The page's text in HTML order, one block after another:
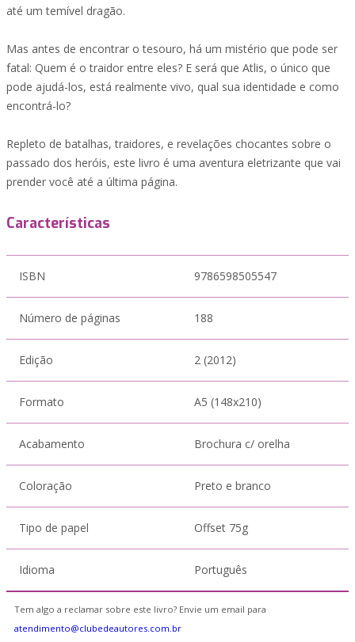
até um temível dragão.
Mas antes de encontrar o tesouro, há um mistério que pode ser
fatal: Quem é o traidor entre eles? E será que Atlis, o único que
pode ajudá-los, está realmente vivo, qual sua identidade e como
encontrá-lo?
Repleto de batalhas, traidores, e revelações chocantes sobre o
passado dos heróis, este livro é uma aventura eletrizante que vai
prender você até a última página.
Características
ISBN 9786598505547
Número de páginas 188
Edição 2 (2012)
Formato A5 (148x210)
Acabamento Brochura c/ orelha
Coloração Preto e branco
Tipo de papel Offset 75g
Idioma Português
Tem algo a reclamar sobre este livro? Envie um email para
atendimento@clubedeautores.com.br